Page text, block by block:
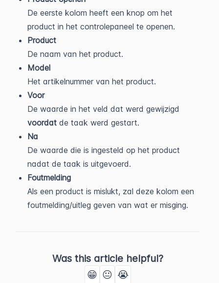
De eerste kolom heeft een knop om het
product in het controlepaneel te openen.
Product
De naam van het product.
Model
Het artikelnummer van het product.
Voor
De waarde in het veld dat werd gewijzigd
voordat de taak werd gestart.
Na
De waarde die is ingesteld op het product
nadat de taak is uitgevoerd.
Foutmelding
Als een product is mislukt, zal deze kolom een
foutmelding/uitleg geven van wat er misging.
Was this article helpful?
😁 😐 😭